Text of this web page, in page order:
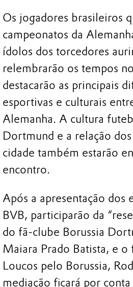
Os jogadores brasileiros
campeonatos da
ídolos dos torcedores
relembrarão os tempos
destacarão as principais
esportivas e culturais
Alemanha. A cultura
Dortmund e a relação
cidade também estarão
encontro.
Após a apresentação dos
BVB, participarão da
do fã-clube Borussia
Maiara Prado Batista, e o
Loucos pelo Borussia,
mediação ficará por